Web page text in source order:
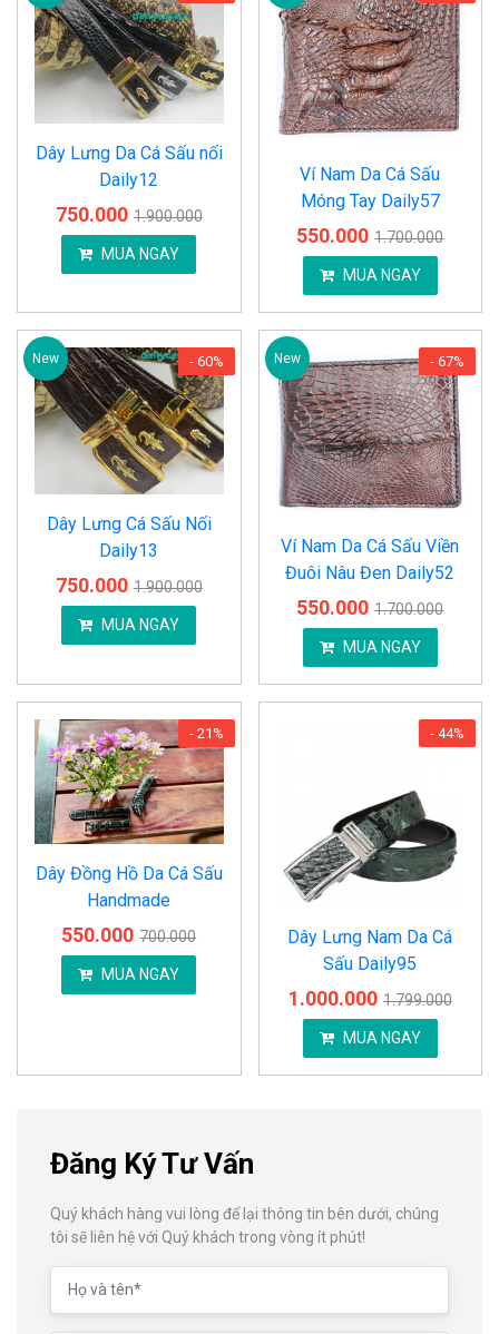
Dây Lưng Da Cá Sấu nối
Daily12
750.000 1.900.000
MUA NGAY
Ví Nam Da Cá Sấu
Móng Tay Daily57
550.000 1.700.000
MUA NGAY
New - 60%
Dây Lưng Cá Sấu Nối
Daily13
750.000 1.900.000
MUA NGAY
New - 67%
Ví Nam Da Cá Sấu Viền
Đuôi Nâu Đen Daily52
550.000 1.700.000
MUA NGAY
- 21%
Dây Đồng Hồ Da Cá Sấu
Handmade
550.000 700.000
MUA NGAY
- 44%
Dây Lưng Nam Da Cá
Sấu Daily95
1.000.000 1.799.000
MUA NGAY
Đăng Ký Tư Vấn
Quý khách hàng vui lòng để lại thông tin bên dưới, chúng
tôi sẽ liên hệ với Quý khách trong vòng ít phút!